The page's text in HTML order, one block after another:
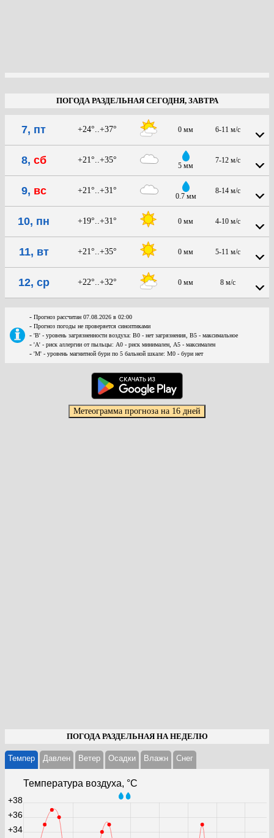
ПОГОДА РАЗДЕЛЬНАЯ СЕГОДНЯ, ЗАВТРА
7, пт +24°..+37° 0 мм 6-11 м/с
8, сб +21°..+35°
5 мм
7-12 м/с
9, вс +21°..+31°
0.7 мм
8-14 м/с
10, пн +19°..+31° 0 мм 4-10 м/с
11, вт +21°..+35° 0 мм 5-11 м/с
12, ср +22°..+32° 0 мм 8 м/с
- Прогноз рассчитан 07.08.2026 в 02:00
- Прогноз погоды не проверяется синоптиками
- 'В' - уровень загрязненности воздуха: В0 - нет загрязнения, В5 - максимальное
- 'А' - риск аллергии от пыльцы: А0 - риск минимален, А5 - максимален
- 'М' - уровень магнитной бури по 5 бальной шкале: М0 - бури нет
ПОГОДА РАЗДЕЛЬНАЯ НА НЕДЕЛЮ
Темпер Давлен Ветер Осадки Влажн Cнег
Температура воздуха, °С
+34
+36
+38